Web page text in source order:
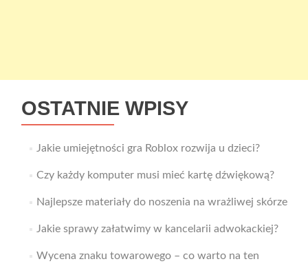
OSTATNIE WPISY
Jakie umiejętności gra Roblox rozwija u dzieci?
Czy każdy komputer musi mieć kartę dźwiękową?
Najlepsze materiały do noszenia na wrażliwej skórze
Jakie sprawy załatwimy w kancelarii adwokackiej?
Wycena znaku towarowego – co warto na ten